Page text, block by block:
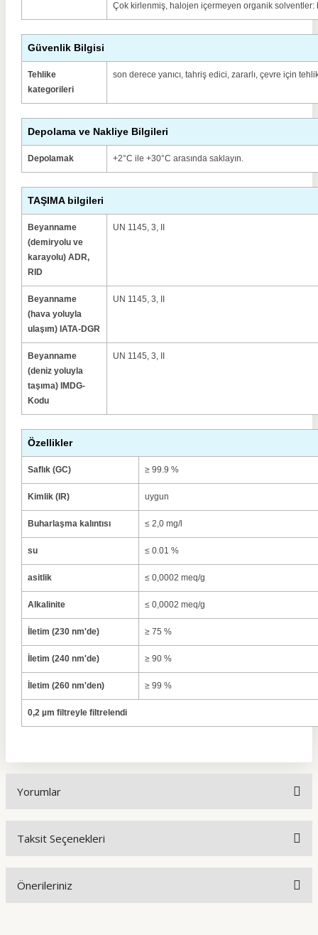
Çok kirlenmiş, halojen içermeyen organik solventler:
Güvenlik Bilgisi
Tehlike
kategorileri
son derece yanıcı, tahriş edici, zararlı, çevre için
Depolama ve Nakliye Bilgileri
Depolamak +2°C ile +30°C arasında saklayın.
TAŞIMA bilgileri
Beyanname
(demiryolu ve
karayolu) ADR,
RID
UN 1145, 3, II
Beyanname
(hava yoluyla
ulaşım) IATA-DGR
UN 1145, 3, II
Beyanname
(deniz yoluyla
taşıma) IMDG-
Kodu
UN 1145, 3, II
Özellikler
Saflık (GC) ≥ 99.9 %
Kimlik (IR) uygun
Buharlaşma kalıntısı ≤ 2,0 mg/l
su ≤ 0.01 %
asitlik ≤ 0,0002 meq/g
Alkalinite ≤ 0,0002 meq/g
İletim (230 nm'de) ≥ 75 %
İletim (240 nm'de) ≥ 90 %
İletim (260 nm'den) ≥ 99 %
0,2 µm filtreyle filtrelendi
Yorumlar
Taksit Seçenekleri
Önerileriniz